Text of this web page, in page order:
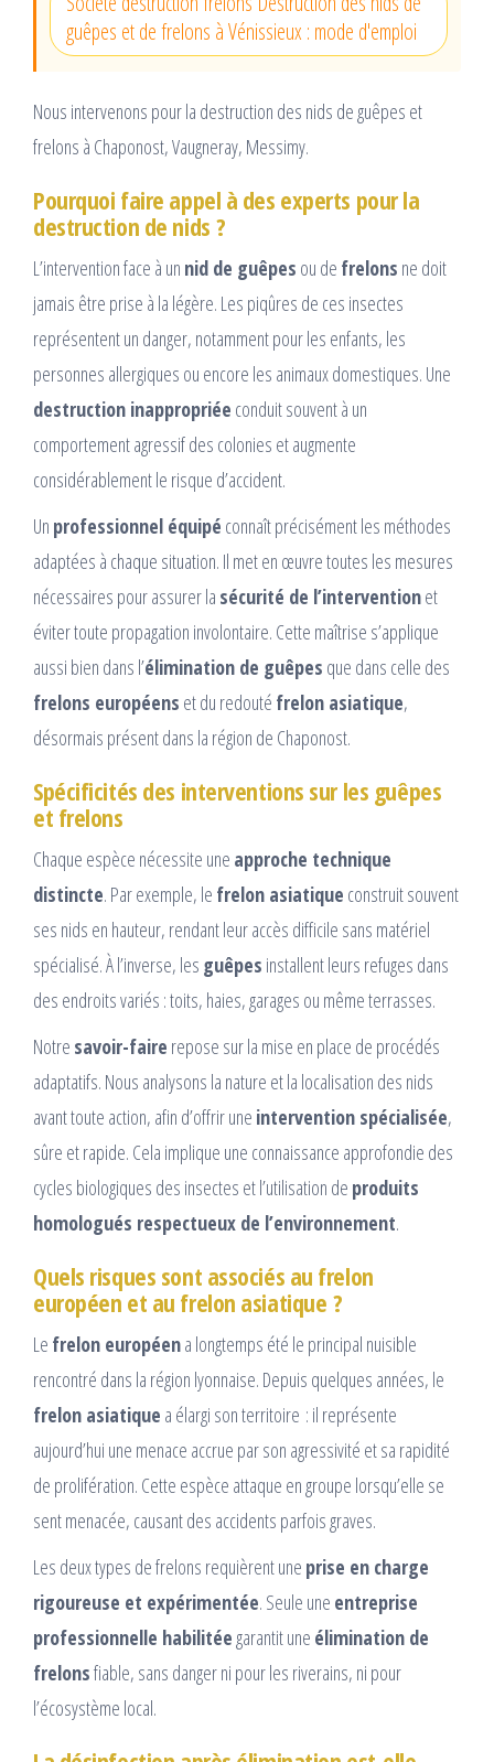
guêpes et de frelons à Vénissieux : mode d'emploi
Nous intervenons pour la destruction des nids de guêpes et
frelons à Chaponost, Vaugneray, Messimy.
Pourquoi faire appel à des experts pour la
destruction de nids ?
L’intervention face à un nid de guêpes ou de frelons ne doit
jamais être prise à la légère. Les piqûres de ces insectes
représentent un danger, notamment pour les enfants, les
personnes allergiques ou encore les animaux domestiques. Une
destruction inappropriée conduit souvent à un
comportement agressif des colonies et augmente
considérablement le risque d’accident.
Un professionnel équipé connaît précisément les méthodes
adaptées à chaque situation. Il met en œuvre toutes les mesures
nécessaires pour assurer la sécurité de l’interventionet
éviter toute propagation involontaire. Cette maîtrise s’applique
aussi bien dans l’élimination de guêpes que dans celle des
frelons européens et du redouté frelon asiatique,
désormais présent dans la région de Chaponost.
Spécificités des interventions sur les guêpes
et frelons
Chaque espèce nécessite une approche technique
distincte. Par exemple, le frelon asiatique construit souvent
ses nids en hauteur, rendant leur accès difficile sans matériel
spécialisé. À l’inverse, les guêpes installent leurs refuges dans
des endroits variés : toits, haies, garages ou même terrasses.
Notre savoir-faire repose sur la mise en place de procédés
adaptatifs. Nous analysons la nature et la localisation des nids
avant toute action, afin d’offrir une intervention spécialisée,
sûre et rapide. Cela implique une connaissance approfondie des
cycles biologiques des insectes et l’utilisation de produits
homologués respectueux de l’environnement.
Quels risques sont associés au frelon
européen et au frelon asiatique ?
Le frelon européena longtemps été le principal nuisible
rencontré dans la région lyonnaise. Depuis quelques années, le
frelon asiatique a élargi son territoire : il représente
aujourd’hui une menace accrue par son agressivité et sa rapidité
de prolifération. Cette espèce attaque en groupe lorsqu’elle se
sent menacée, causant des accidents parfois graves.
Les deux types de frelons requièrent une prise en charge
rigoureuse et expérimentée. Seule une entreprise
professionnelle habilitéegarantit une élimination de
frelonsfiable, sans danger ni pour les riverains, ni pour
l’écosystème local.